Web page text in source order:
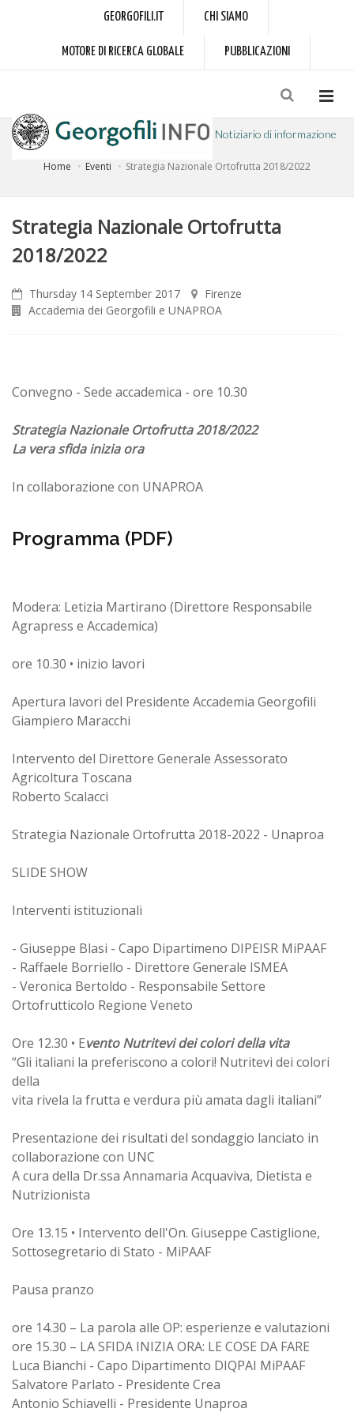
GEORGOFILI.IT CHI SIAMO
MOTORE DI RICERCA GLOBALE PUBBLICAZIONI
Notiziario di informazione
Home Eventi Strategia Nazionale Ortofrutta 2018/2022
Strategia Nazionale Ortofrutta
2018/2022
Thursday 14 September 2017
Firenze
Accademia dei Georgofili e UNAPROA
Convegno - Sede accademica - ore 10.30
Strategia Nazionale Ortofrutta 2018/2022
La vera sfida inizia ora
In collaborazione con UNAPROA
Programma (PDF)
Modera: Letizia Martirano (Direttore Responsabile
Agrapress e Accademica)
ore 10.30 • inizio lavori
Apertura lavori del Presidente Accademia Georgofili
Giampiero Maracchi
Intervento del Direttore Generale Assessorato
Agricoltura Toscana
Roberto Scalacci
Strategia Nazionale Ortofrutta 2018-2022 - Unaproa
SLIDE SHOW
Interventi istituzionali
- Giuseppe Blasi - Capo Dipartimeno DIPEISR MiPAAF
- Raffaele Borriello - Direttore Generale ISMEA
- Veronica Bertoldo - Responsabile Settore
Ortofrutticolo Regione Veneto
Ore 12.30 • Evento Nutritevi dei colori della vita
“Gli italiani la preferiscono a colori! Nutritevi dei colori
della
vita rivela la frutta e verdura più amata dagli italiani”
Presentazione dei risultati del sondaggio lanciato in
collaborazione con UNC
A cura della Dr.ssa Annamaria Acquaviva, Dietista e
Nutrizionista
Ore 13.15 • Intervento dell'On. Giuseppe Castiglione,
Sottosegretario di Stato - MiPAAF
Pausa pranzo
ore 14.30 – La parola alle OP: esperienze e valutazioni
ore 15.30 – LA SFIDA INIZIA ORA: LE COSE DA FARE
Luca Bianchi - Capo Dipartimento DIQPAI MiPAAF
Salvatore Parlato - Presidente Crea
Antonio Schiavelli - Presidente Unaproa